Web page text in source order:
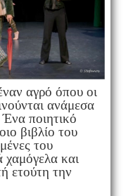
αγρό όπου οι
ανάμεσα
Ένα ποιητικό
βιβλίο του
του
χαμόγελα και
ετούτη την